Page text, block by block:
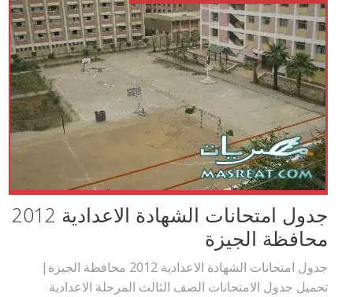
جدول امتحانات الشهادة الاعدادية 2012
محافظة الجيزة
جدول امتحانات الشهادة الاعدادية 2012 محافظة الجيزة|
تحميل جدول الامتحانات الصف الثالث المرحلة الاعدادية